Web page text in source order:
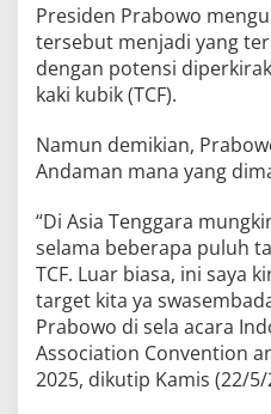
Presiden Prabowo
tersebut menjadi yang
dengan potensi
kaki kubik (TCF).
Namun demikian,
Andaman mana yang
“Di Asia Tenggara
selama beberapa puluh
TCF. Luar biasa, ini saya
target kita ya
Prabowo di sela acara
Association Convention
2025, dikutip Kamis (22/5/